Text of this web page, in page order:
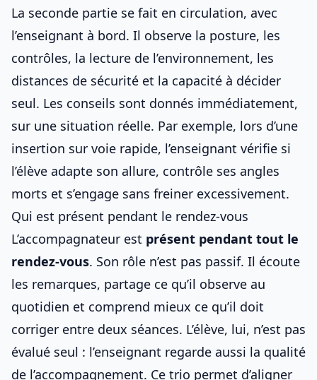
La seconde partie se fait en circulation, avec
l’enseignant à bord. Il observe la posture, les
contrôles, la lecture de l’environnement, les
distances de sécurité et la capacité à décider
seul. Les conseils sont donnés immédiatement,
sur une situation réelle. Par exemple, lors d’une
insertion sur voie rapide, l’enseignant vérifie si
l’élève adapte son allure, contrôle ses angles
morts et s’engage sans freiner excessivement.
Qui est présent pendant le rendez-vous
L’accompagnateur est présent pendant tout le
rendez-vous. Son rôle n’est pas passif. Il écoute
les remarques, partage ce qu’il observe au
quotidien et comprend mieux ce qu’il doit
corriger entre deux séances. L’élève, lui, n’est pas
évalué seul : l’enseignant regarde aussi la qualité
de l’accompagnement. Ce trio permet d’aligner